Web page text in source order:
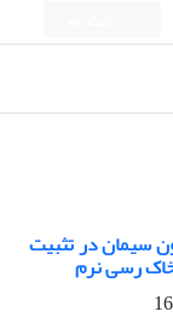
سیمان در تثبیت
رسی نرم